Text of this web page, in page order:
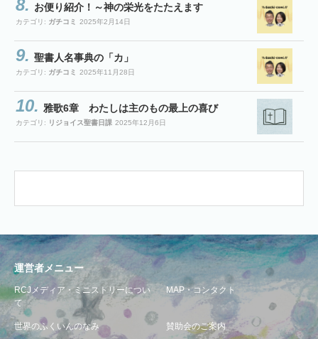
お便り紹介！～神の栄光をたたえます
カテゴリ: ガチコミ 2025年2月14日
聖書人名事典の「カ」
カテゴリ: ガチコミ 2025年11月28日
雅歌6章 わたしは主のもの最上の喜び
カテゴリ: リジョイス聖書日課 2025年12月6日
運営者メニュー
RCJメディア・ミニストリーについ
て
MAP・コンタクト
世界のふくいんのなみ 賛助会のご案内